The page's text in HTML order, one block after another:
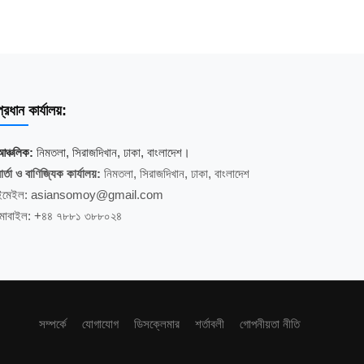
কার্যালয়:
নিমতলা, সিরাজদিখান, ঢাকা, বাংলাদেশ।
ও বাণিজ্যিক কার্যালয়: নিমতলা, সিরাজদিখান, ঢাকা, বাংলাদেশ
asiansomoy@gmail.com
+৪৪ ৭৮৮১ ৩৮৮০২৪
সম্পর্কে যোগাযোগ ডিসক্লেমার শর্তাবলী গোপনীয়তা নীতি